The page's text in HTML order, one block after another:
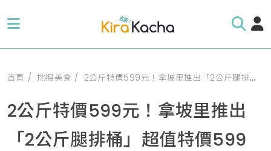
首頁 挖掘美食 2公斤特價599元！拿坡里推出「2公斤腿排桶」超值特價599元、限時4天67折優惠，快閃快閃吃炸雞小確幸
2公斤特價599元！拿坡里推出
「2公斤腿排桶」超值特價599